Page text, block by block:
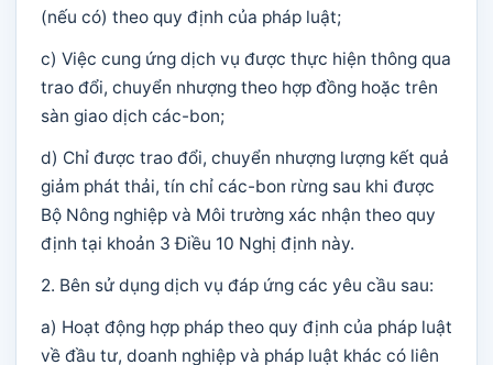
(nếu có) theo quy định của pháp luật;
c) Việc cung ứng dịch vụ được thực hiện thông qua
trao đổi, chuyển nhượng theo hợp đồng hoặc trên
sàn giao dịch các-bon;
d) Chỉ được trao đổi, chuyển nhượng lượng kết quả
giảm phát thải, tín chỉ các-bon rừng sau khi được
Bộ Nông nghiệp và Môi trường xác nhận theo quy
định tại khoản 3 Điều 10 Nghị định này.
2. Bên sử dụng dịch vụ đáp ứng các yêu cầu sau:
a) Hoạt động hợp pháp theo quy định của pháp luật
về đầu tư, doanh nghiệp và pháp luật khác có liên